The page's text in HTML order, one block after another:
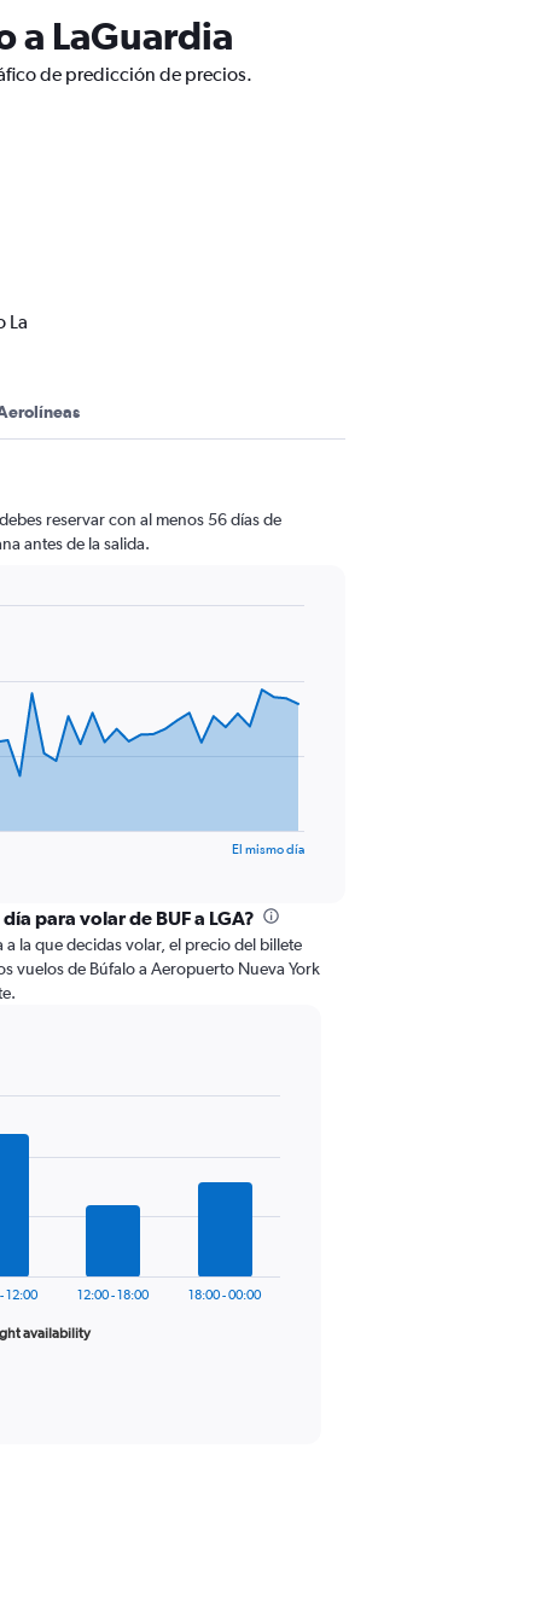
a LaGuardia
de predicción de precios.
La
reservar con al menos 56 días de
antes de la salida.
El mismo día
para volar de BUF a LGA?
la que decidas volar, el precio del billete
vuelos de Búfalo a Aeropuerto Nueva York
availability
12:00 12:00 - 18:00 18:00 - 00:00